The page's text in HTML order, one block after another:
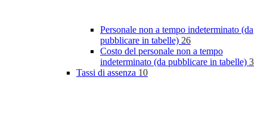
Personale non a tempo indeterminato (da
pubblicare in tabelle) 26
Costo del personale non a tempo
indeterminato (da pubblicare in tabelle) 3
Tassi di assenza 10